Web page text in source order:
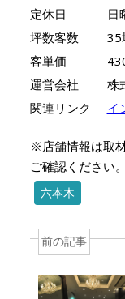
定休日
日
坪数客数
35
客単価
運営会社
株
関連リンク
イ
※店舗情報は取
ご確認ください。
六本木
前の記事